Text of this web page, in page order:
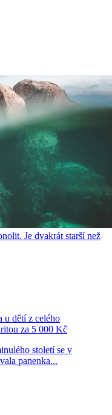
Je dvakrát starší než
u dětí z celého
za 5 000 Kč
století se v
panenka...